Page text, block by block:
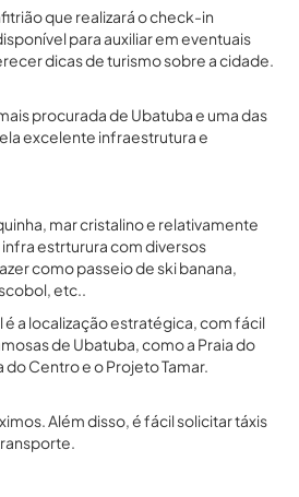
que realizará o check-in
para auxiliar em eventuais
dicas de turismo sobre a cidade.
procurada de Ubatuba e uma das
excelente infraestrutura e
mar cristalino e relativamente
estrturura com diversos
como passeio de ski banana,
etc..
a localização estratégica, com fácil
de Ubatuba, como a Praia do
do Centro e o Projeto Tamar.
Além disso, é fácil solicitar táxis